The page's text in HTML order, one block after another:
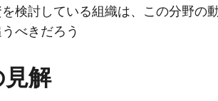
検討している組織は、この分野の
べきだろう
解